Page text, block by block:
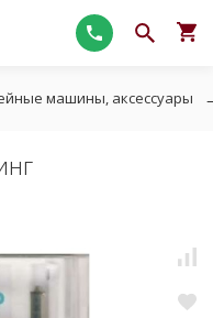
машины, аксессуары